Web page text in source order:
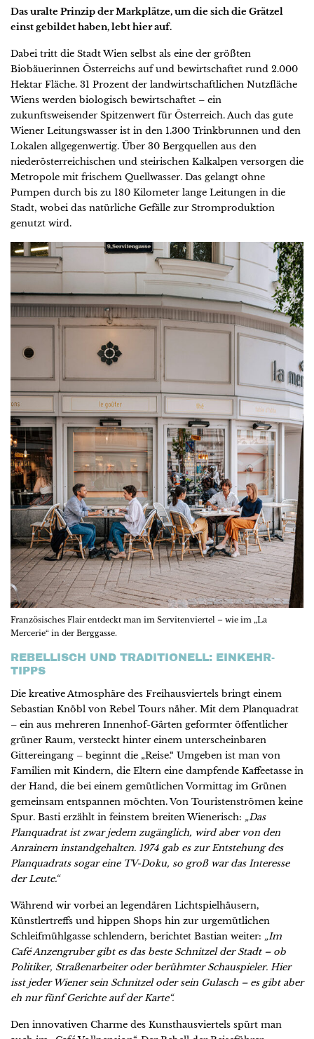
Das uralte Prinzip der Markplätze, um die sich die Grätzel
einst gebildet haben, lebt hier auf.
Dabei tritt die Stadt Wien selbst als eine der größten
Biobäuerinnen Österreichs auf und bewirtschaftet rund 2.000
Hektar Fläche. 31 Prozent der landwirtschaftlichen Nutzfläche
Wiens werden biologisch bewirtschaftet – ein
zukunftsweisender Spitzenwert für Österreich. Auch das gute
Wiener Leitungswasser ist in den 1.300 Trinkbrunnen und den
Lokalen allgegenwertig. Über 30 Bergquellen aus den
niederösterreichischen und steirischen Kalkalpen versorgen die
Metropole mit frischem Quellwasser. Das gelangt ohne
Pumpen durch bis zu 180 Kilometer lange Leitungen in die
Stadt, wobei das natürliche Gefälle zur Stromproduktion
genutzt wird.
Französisches Flair entdeckt man im Servitenviertel – wie im „La
Mercerie“ in der Berggasse.
REBELLISCH UND TRADITIONELL: EINKEHR-
TIPPS
Die kreative Atmosphäre des Freihausviertels bringt einem
Sebastian Knöbl von Rebel Tours näher. Mit dem Planquadrat
– ein aus mehreren Innenhof-Gärten geformter öffentlicher
grüner Raum, versteckt hinter einem unterscheinbaren
Gittereingang – beginnt die „Reise.“ Umgeben ist man von
Familien mit Kindern, die Eltern eine dampfende Kaffeetasse in
der Hand, die bei einem gemütlichen Vormittag im Grünen
gemeinsam entspannen möchten. Von Touristenströmen keine
Spur. Basti erzählt in feinstem breiten Wienerisch: „Das
Planquadrat ist zwar jedem zugänglich, wird aber von den
Anrainern instandgehalten. 1974 gab es zur Entstehung des
Planquadrats sogar eine TV-Doku, so groß war das Interesse
der Leute.“
Während wir vorbei an legendären Lichtspielhäusern,
Künstlertreffs und hippen Shops hin zur urgemütlichen
Schleifmühlgasse schlendern, berichtet Bastian weiter: „Im
Café Anzengruber gibt es das beste Schnitzel der Stadt – ob
Politiker, Straßenarbeiter oder berühmter Schauspieler. Hier
isst jeder Wiener sein Schnitzel oder sein Gulasch – es gibt aber
eh nur fünf Gerichte auf der Karte“.
Den innovativen Charme des Kunsthausviertels spürt man